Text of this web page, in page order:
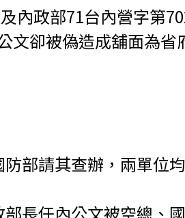
內政部71台內營字第
文卻被偽造成舖面為
部請其查辦，兩單位
長任內公文被空總、